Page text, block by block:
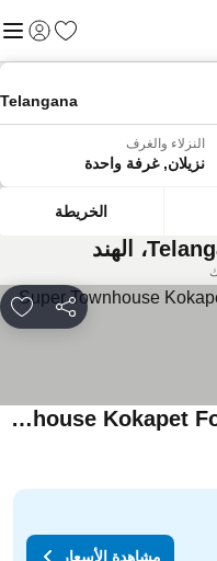
المفضلة
تسجيل
Telangana
النزلاء والغرف
نزيلان, غرفة واحدة
الخريطة
مشاركة
Super Townhouse Kokapet Formerly Aarian Tej Nilayam
مشاهدة الأسعار